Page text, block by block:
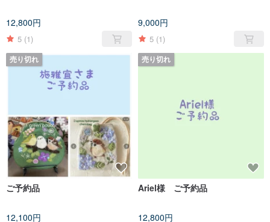
12,800円
5 (1)
9,000円
5 (1)
売り切れ
ご予約品
12,100円
売り切れ
Ariel様 ご予約品
12,800円